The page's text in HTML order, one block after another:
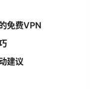
免费VPN
建议